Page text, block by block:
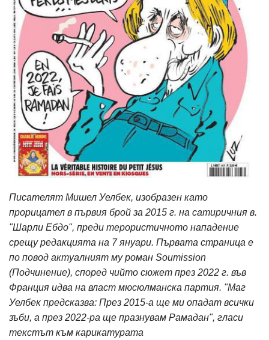
Писателят Мишел Уелбек, изобразен като
прорицател в първия брой за 2015 г. на сатиричния в.
"Шарли Ебдо", преди терористичното нападение
срещу редакцията на 7 януари. Първата страница е
по повод актуалният му роман Soumission
(Подчинение), според чийто сюжет през 2022 г. във
Франция идва на власт мюсюлманска партия. "Маг
Уелбек предсказва: През 2015-а ще ми опадат всички
зъби, а през 2022-ра ще празнувам Рамадан", гласи
текстът към карикатурата